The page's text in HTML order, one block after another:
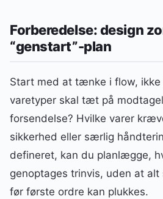
Forberedelse: design
“genstart”-plan
Start med at tænke i flow, ikke
varetyper skal tæt på
forsendelse? Hvilke varer
sikkerhed eller særlig
defineret, kan du planlægge,
genoptages trinvis, uden at
før første ordre kan plukkes.